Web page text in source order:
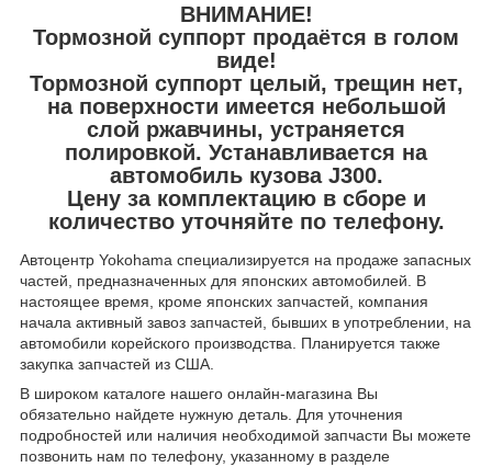
ВНИМАНИЕ!
Тормозной суппорт продаётся в голом
виде!
Тормозной суппорт целый, трещин нет,
на поверхности имеется небольшой
слой ржавчины, устраняется
полировкой. Устанавливается на
автомобиль кузова J300.
Цену за комплектацию в сборе и
количество уточняйте по телефону.
Автоцентр Yokohama специализируется на продаже запасных
частей, предназначенных для японских автомобилей. В
настоящее время, кроме японских запчастей, компания
начала активный завоз запчастей, бывших в употреблении, на
автомобили корейского производства. Планируется также
закупка запчастей из США.
В широком каталоге нашего онлайн-магазина Вы
обязательно найдете нужную деталь. Для уточнения
подробностей или наличия необходимой запчасти Вы можете
позвонить нам по телефону, указанному в разделе